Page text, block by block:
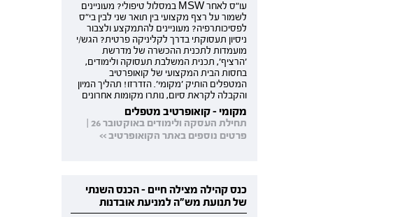
עו"ס לאחר MSW במסלול טיפולי? מעוניינים
לשמור על רצף מקצועי בין תואר שני לבין בי"ס
לפסיכותרפיה? מעוניינים להתמקצע ולצבור
ניסיון תעסוקתי בדרך לקליניקה פרטית? הגש/י
מועמדות לתכנית ההכשרה של מדרשת
'הרציף', תכנית המשלבת תעסוקה ולימודים,
בחסות הבית המקצועי של קואופרטיב
המטפלים הותיק 'מקומי'. הזדרזו! תהליך המיון
והקבלה לקראת סיום, נותרו מקומות אחרונים
מקומי - קואופרטיב מטפלים
תחילת העסקה ולימודים באוקטובר 26 |
פרטים נוספים באתר הקואופרטיב >>
כנס קהילה מצילה חיים - הכנס השנתי
של תנועת מש"ה למניעת אובדנות